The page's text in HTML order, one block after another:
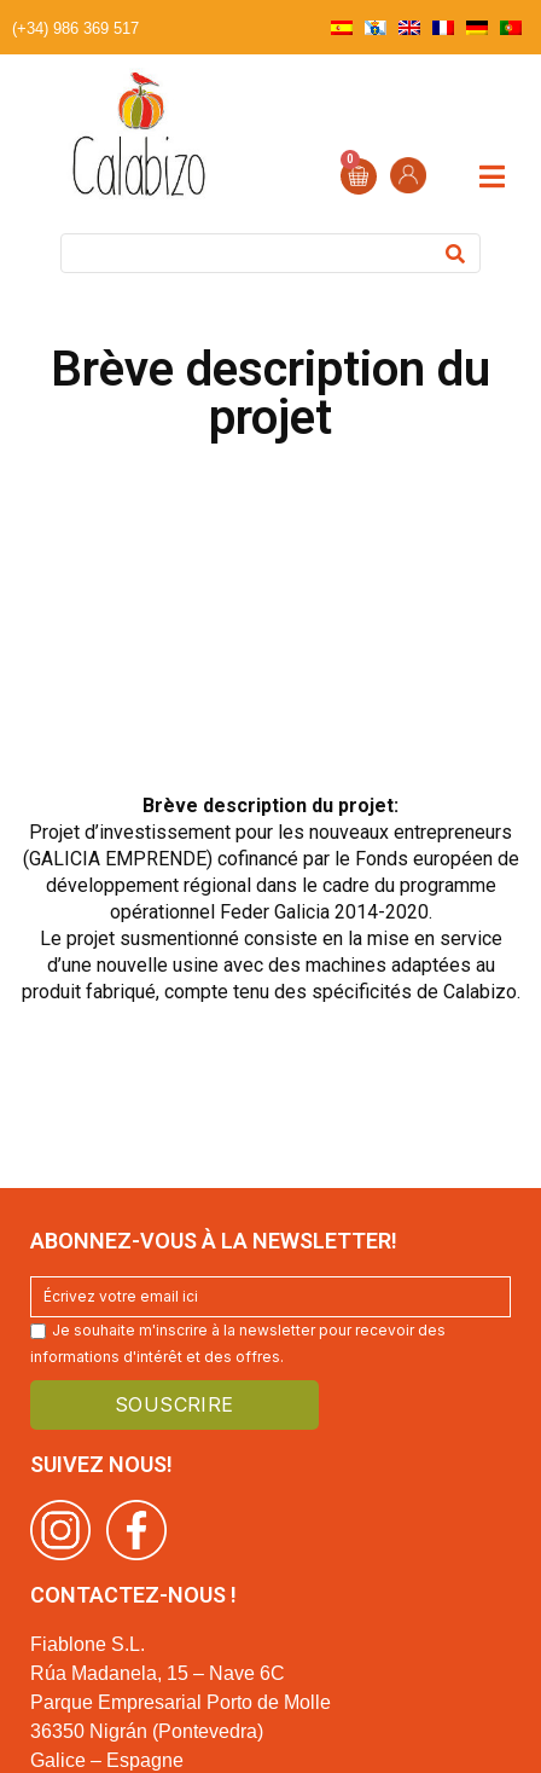
(+34) 986 369 517
0
Brève description du
projet
Brève description du projet:
Projet d’investissement pour les nouveaux entrepreneurs
(GALICIA EMPRENDE) cofinancé par le Fonds européen de
développement régional dans le cadre du programme
opérationnel Feder Galicia 2014-2020.
Le projet susmentionné consiste en la mise en service
d’une nouvelle usine avec des machines adaptées au
produit fabriqué, compte tenu des spécificités de Calabizo.
ABONNEZ-VOUS À LA NEWSLETTER!
Je souhaite m'inscrire à la newsletter pour recevoir des
informations d'intérêt et des offres.
SUIVEZ NOUS!
CONTACTEZ-NOUS !
Fiablone S.L.
Rúa Madanela, 15 – Nave 6C
Parque Empresarial Porto de Molle
36350 Nigrán (Pontevedra)
Galice – Espagne